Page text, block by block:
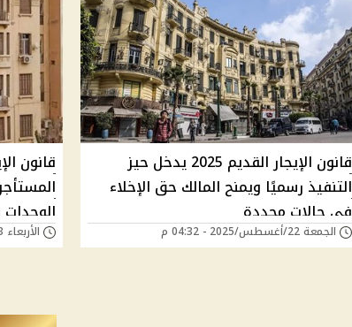
قانون الإيجار القديم 2025 يدخل حيز
التنفيذ رسميًا ويمنح المالك حق الإخلاء
في حالات محددة
الجمعة 22/أغسطس/2025 - 04:32 م الأربعاء 13/أغسطس/2025 - 07:44 م